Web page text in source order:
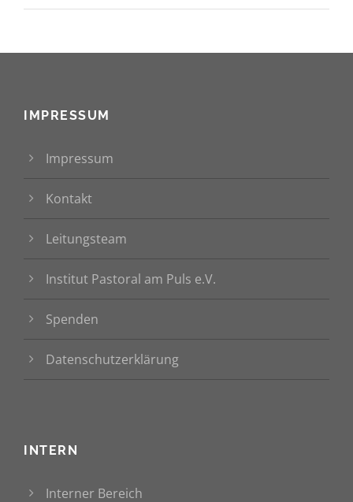
IMPRESSUM
Impressum
Kontakt
Leitungsteam
Institut Pastoral am Puls e.V.
Spenden
Datenschutzerklärung
INTERN
Interner Bereich